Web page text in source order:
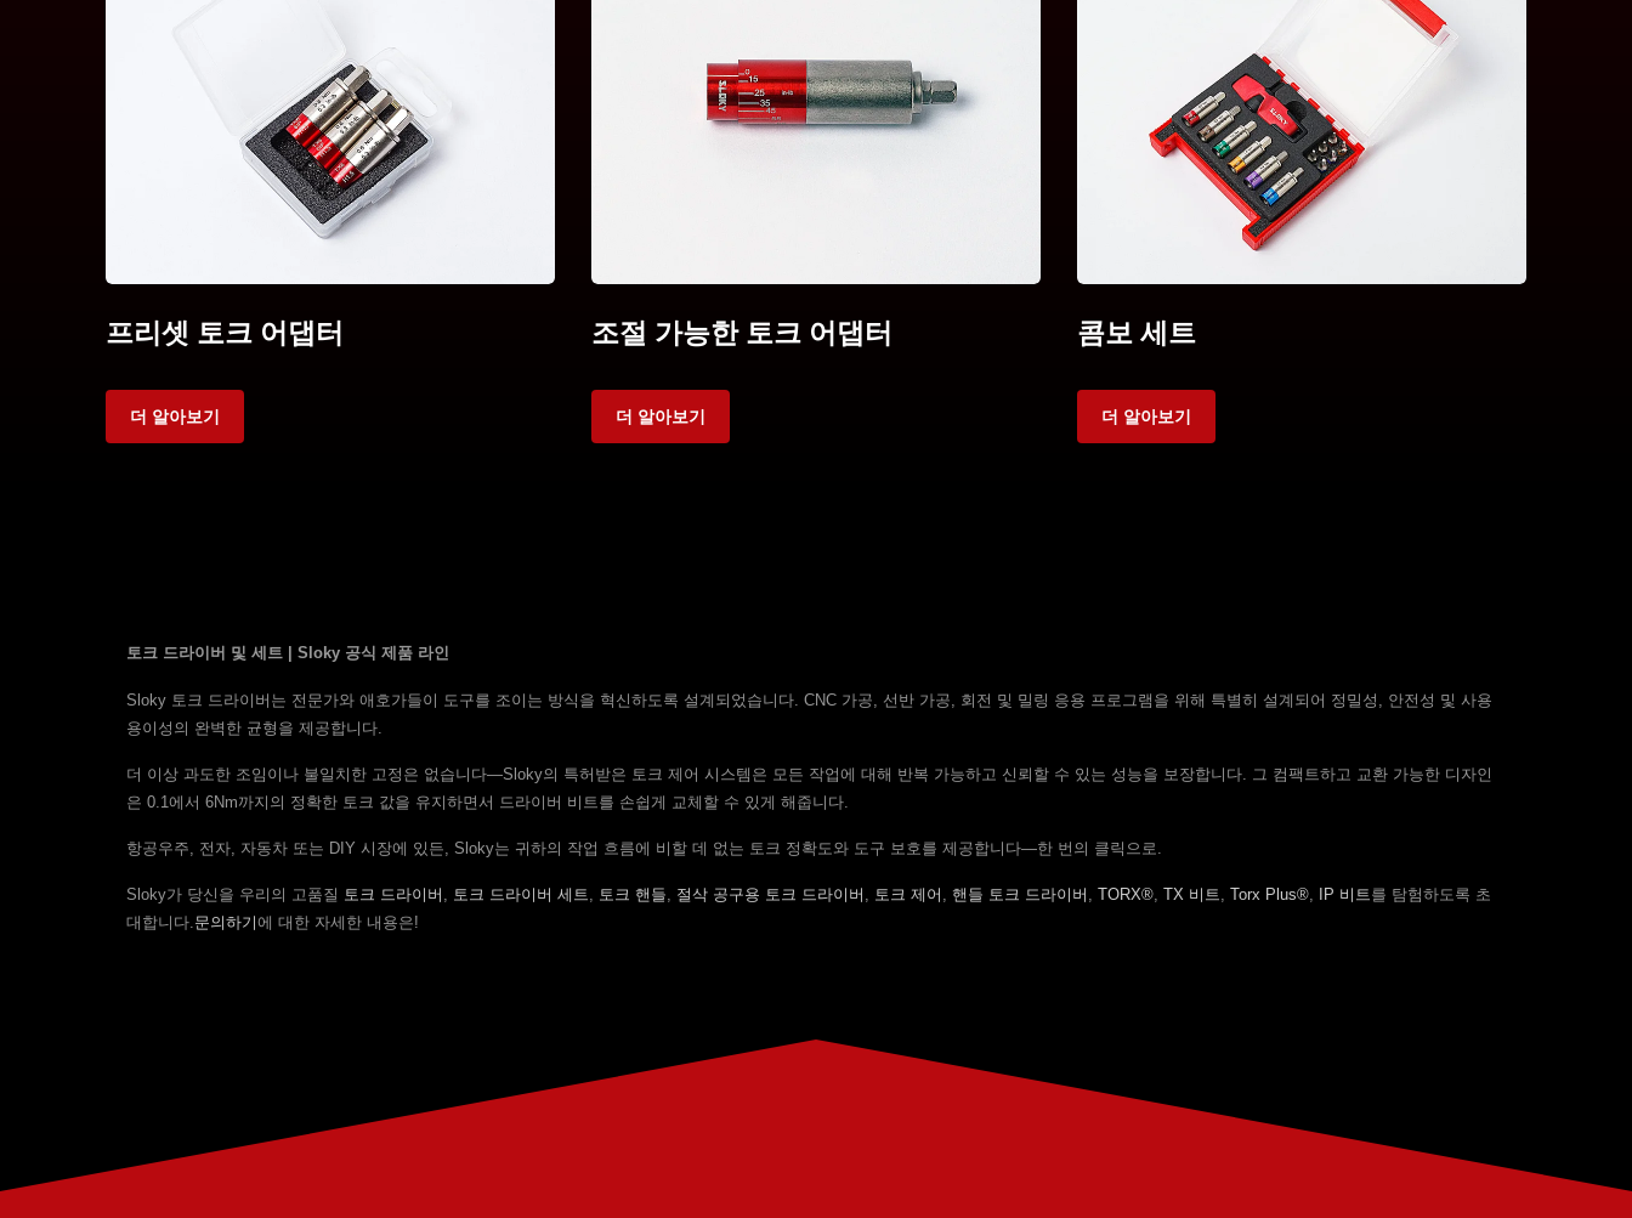
프리셋 토크 어댑터
더 알아보기
조절 가능한 토크 어댑터
더 알아보기
콤보 세트
더 알아보기
토크 드라이버 및 세트 | Sloky 공식 제품 라인
Sloky 토크 드라이버는 전문가와 애호가들이 도구를 조이는 방식을 혁신하도록 설계되었습니다. CNC 가공, 선반 가공, 회전 및 밀링 응용 프로그램을 위해 특별히 설계되어 정밀성, 안전성 및 사용
용이성의 완벽한 균형을 제공합니다.
더 이상 과도한 조임이나 불일치한 고정은 없습니다—Sloky의 특허받은 토크 제어 시스템은 모든 작업에 대해 반복 가능하고 신뢰할 수 있는 성능을 보장합니다. 그 컴팩트하고 교환 가능한 디자인
은 0.1에서 6Nm까지의 정확한 토크 값을 유지하면서 드라이버 비트를 손쉽게 교체할 수 있게 해줍니다.
항공우주, 전자, 자동차 또는 DIY 시장에 있든, Sloky는 귀하의 작업 흐름에 비할 데 없는 토크 정확도와 도구 보호를 제공합니다—한 번의 클릭으로.
Sloky가 당신을 우리의 고품질 토크 드라이버 , 토크 드라이버 세트, 토크 핸들, 절삭 공구용 토크 드라이버 , 토크 제어 , 핸들 토크 드라이버 , TORX®, TX 비트, Torx Plus®, IP 비트를 탐험하도록 초
대합니다.문의하기에 대한 자세한 내용은!